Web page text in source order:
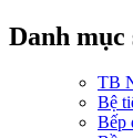
Danh mục
TB
Bệ
Bếp